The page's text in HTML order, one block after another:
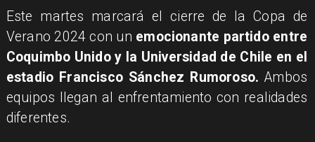
​Este martes marcará el cierre de la Copa de
Verano 2024 con un emocionante partido entre
Coquimbo Unido y la Universidad de Chile en el
estadio Francisco Sánchez Rumoroso. Ambos
equipos llegan al enfrentamiento con realidades
diferentes.